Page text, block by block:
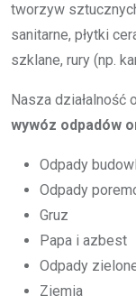
tworzyw
sanitarne, płytki
szklane, rury (np.
Nasza działalność
wywóz odpadów
Odpady
Odpady
Gruz
Papa i azbest
Odpady
Ziemia